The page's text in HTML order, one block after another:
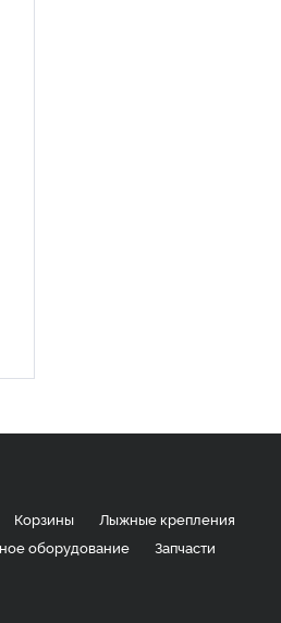
Корзины
Лыжные крепления
оборудование
Запчасти